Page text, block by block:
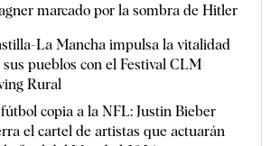
marcado por la sombra de Hitler
La Mancha impulsa la vitalidad
sus pueblos con el Festival CLM
Rural
copia a la NFL: Justin Bieber
el cartel de artistas que actuarán